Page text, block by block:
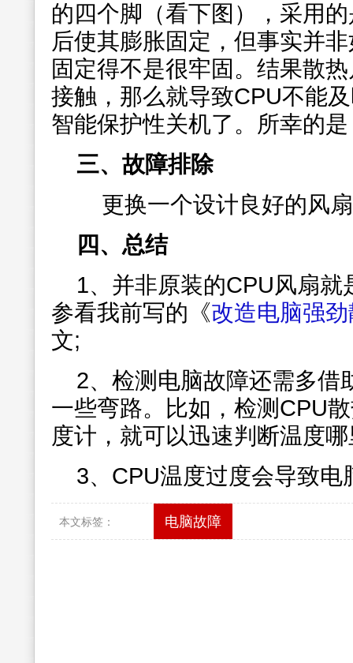
的四个脚（看下图），采用
后使其膨胀固定，但事实并
固定得不是很牢固。结果散
接触，那么就导致CPU不能
智能保护性关机了。所幸的
三、故障排除
更换一个设计良好的风
四、总结
1、并非原装的CPU风扇
参看我前写的《改造电脑强
文;
2、检测电脑故障还需多借
一些弯路。比如，检测CPU
度计，就可以迅速判断温度
3、CPU温度过度会导致电
本文标签： 电脑故障